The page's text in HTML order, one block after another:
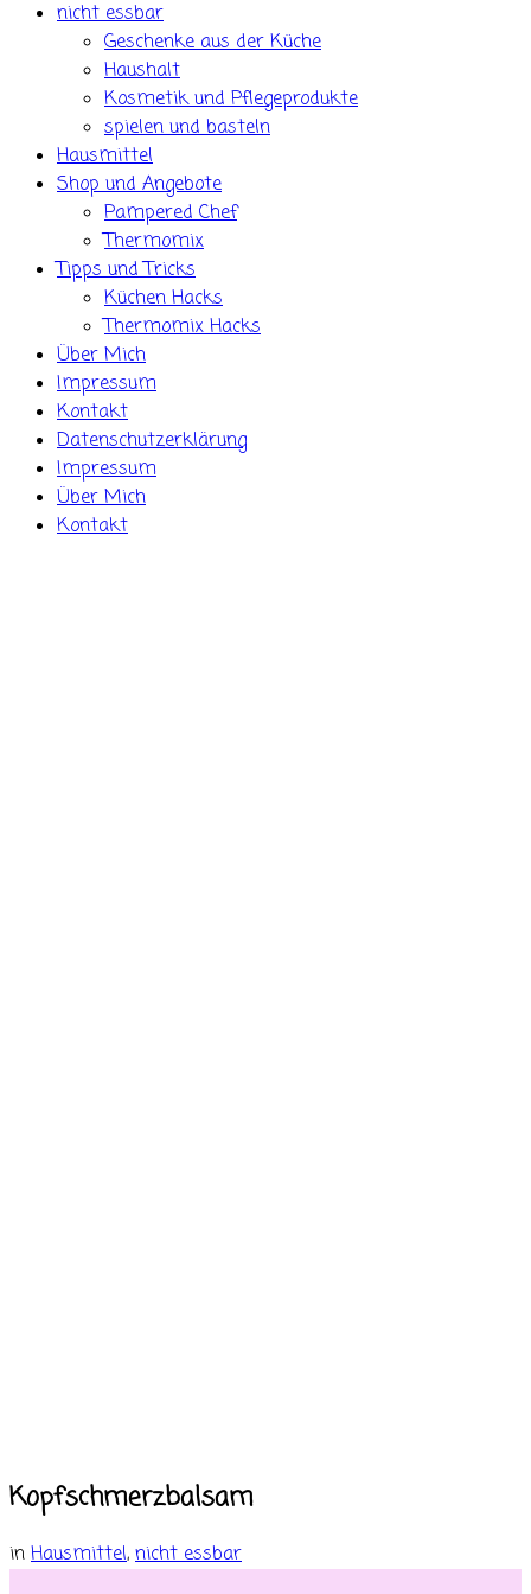
nicht essbar
Geschenke aus der Küche
Haushalt
Kosmetik und Pflegeprodukte
spielen und basteln
Hausmittel
Shop und Angebote
Pampered Chef
Thermomix
Tipps und Tricks
Küchen Hacks
Thermomix Hacks
Über Mich
Impressum
Kontakt
Datenschutzerklärung
Impressum
Über Mich
Kontakt
Kopfschmerzbalsam
in Hausmittel, nicht essbar